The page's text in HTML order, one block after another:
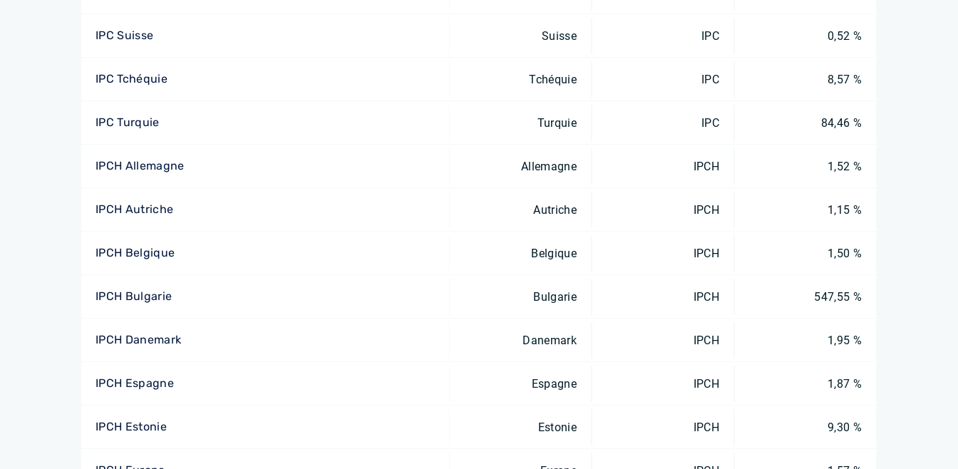
IPC Suisse Suisse IPC 0,52 %
IPC Tchéquie Tchéquie IPC 8,57 %
IPC Turquie Turquie IPC 84,46 %
IPCH Allemagne Allemagne IPCH 1,52 %
IPCH Autriche Autriche IPCH 1,15 %
IPCH Belgique Belgique IPCH 1,50 %
IPCH Bulgarie Bulgarie IPCH 547,55 %
IPCH Danemark Danemark IPCH 1,95 %
IPCH Espagne Espagne IPCH 1,87 %
IPCH Estonie Estonie IPCH 9,30 %